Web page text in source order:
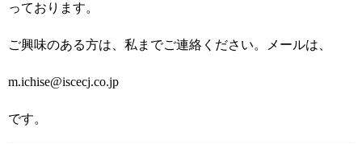
っております。
ご興味のある方は、私までご連絡ください。メールは、
m.ichise@iscecj.co.jp
です。